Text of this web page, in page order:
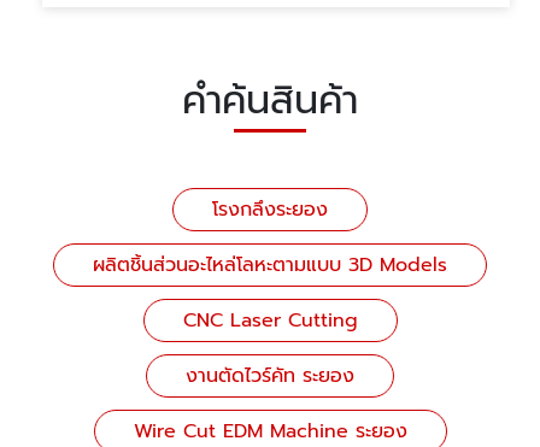
คำค้นสินค้า
โรงกลึงระยอง
ผลิตชิ้นส่วนอะไหล่โลหะตามแบบ 3D Models
CNC Laser Cutting
งานตัดไวร์คัท ระยอง
Wire Cut EDM Machine ระยอง